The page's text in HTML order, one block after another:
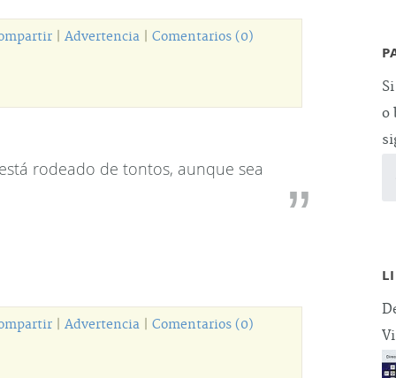
Advertencia Comentarios (0)
rodeado de tontos, aunque sea
Advertencia Comentarios (0)
o